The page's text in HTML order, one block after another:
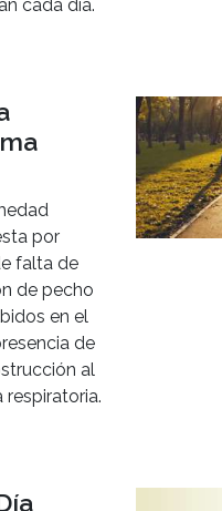
y
que,
A
nuestros
sincero
cada día.